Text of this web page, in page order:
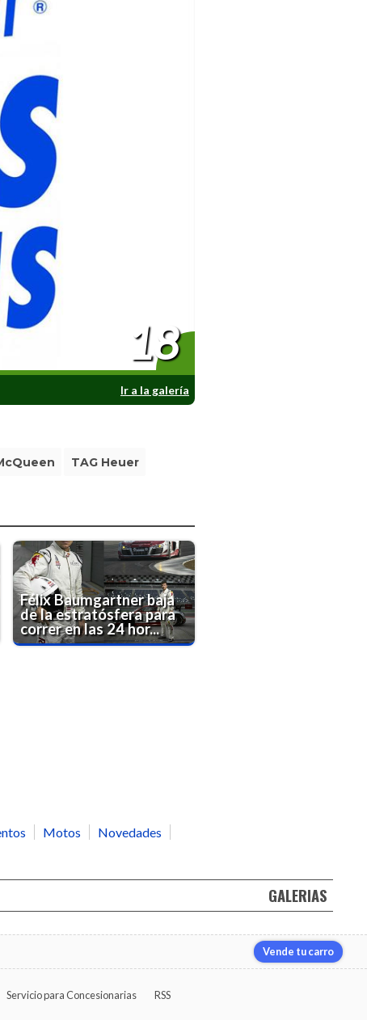
Ir a la galería
18
TAG Heuer
Félix Baumgartner baja
de la estratósfera para
correr en las 24 hor...
Motos
Novedades
GALERIAS
Vende tu carro
Servicio para Concesionarias RSS